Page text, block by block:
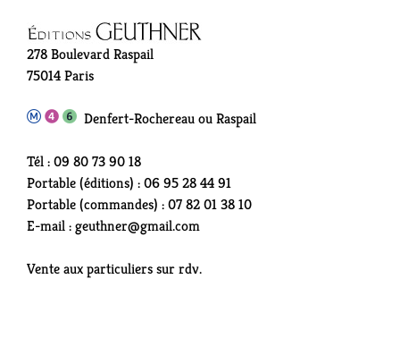
278 Boulevard Raspail
75014 Paris
Denfert-Rochereau ou Raspail
Tél : 09 80 73 90 18
Portable (éditions) : 06 95 28 44 91
Portable (commandes) : 07 82 01 38 10
E-mail : geuthner@gmail.com
Vente aux particuliers sur rdv.